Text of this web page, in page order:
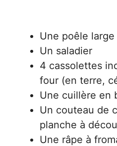
Une poêle large
Un saladier
4 cassolettes
four (en terre,
Une cuillère en
Un couteau de
planche à
Une râpe à